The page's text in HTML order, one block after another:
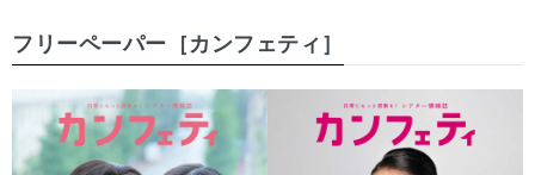
フリーペーパー［カンフェティ］